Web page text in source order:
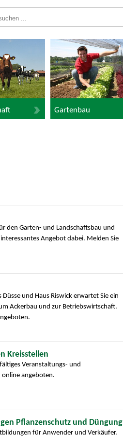
Gartenbau
den Garten- und Landschaftsbau und
Angebot dabei. Melden Sie
und Haus Riswick erwartet Sie ein
Ackerbau und zur Betriebswirtschaft.
Kreisstellen
Veranstaltungs- und
online angeboten.
Pflanzenschutz und Düngung
für Anwender und Verkäufer.